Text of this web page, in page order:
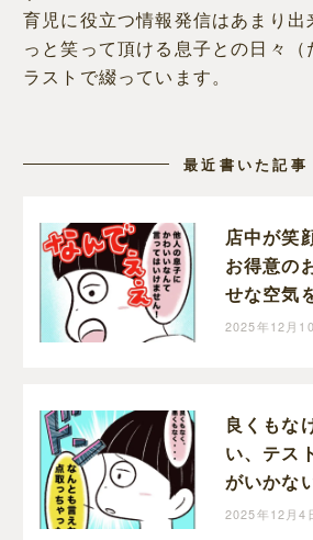
育児に役立つ情報発信はあまり出
っと笑って頂ける息子との日々（
ラストで綴っています。
最近書いた記事
店中が笑
お得意の
せな空気
子｜まる
2025年12月
良くもな
い、テス
がいかな
育児絵日
2025年12月4